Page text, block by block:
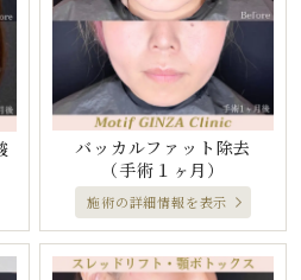
バッカルファット除去
（手術１ヶ月）
施術の詳細情報を表示